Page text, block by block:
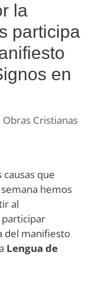
la
participa
en
Cristianas
causas que
hemos
al
participar
del manifiesto
Lengua de